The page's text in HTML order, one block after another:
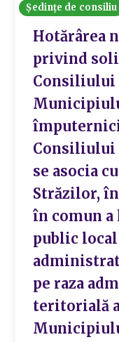
Ședințe de consiliu
Hotărârea
privind
Consiliului
Consiliului
se asocia
Străzilor,
în comun
public
pe raza
teritorială